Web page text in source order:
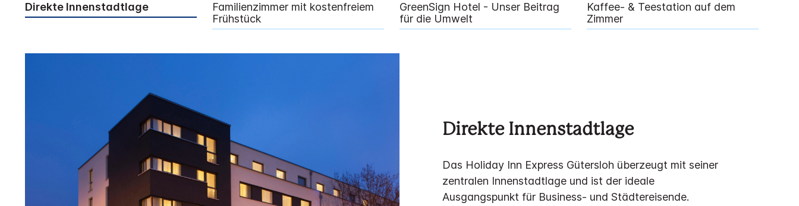
Direkte Innenstadtlage
Familienzimmer mit kostenfreiem
Frühstück
GreenSign Hotel - Unser Beitrag
für die Umwelt
Kaffee- & Teestation auf dem
Zimmer
Direkte Innenstadtlage
Das Holiday Inn Express Gütersloh überzeugt mit seiner
zentralen Innenstadtlage und ist der ideale
Ausgangspunkt für Business- und Städtereisende.